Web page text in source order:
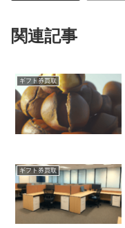
関連記事
ギフト券買取
ギフト券買取